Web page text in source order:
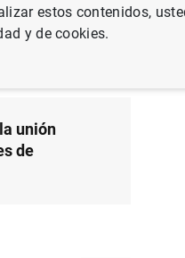
unión
de
estos contenidos,
y de cookies.